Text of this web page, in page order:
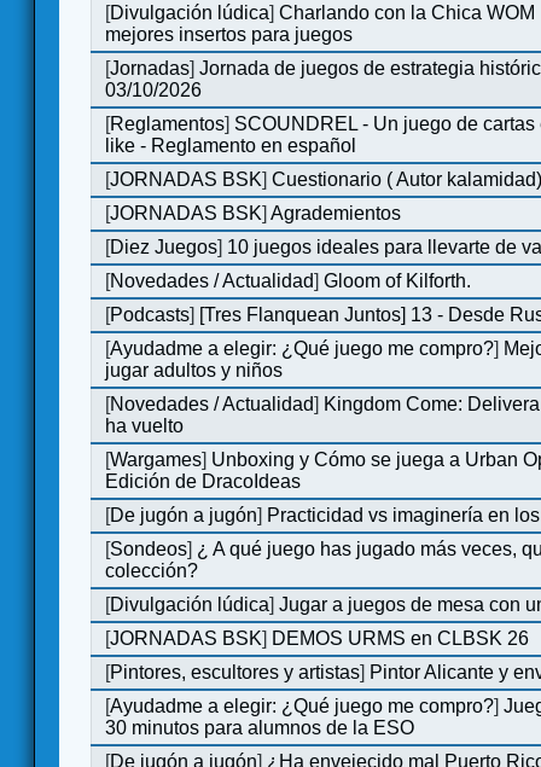
[Divulgación lúdica]Charlando con la Chica WOM
mejores insertos para juegos
[Jornadas]Jornada de juegos de estrategia
03/10/2026
[Reglamentos] SCOUNDREL - Un juego de
like - Reglamento en español
[JORNADAS BSK]Cuestionario ( Autor
[JORNADAS BSK]Agrademientos
[Diez Juegos] 10 juegos ideales para llevarte de
[Novedades / Actualidad]Gloom of Kilforth.
[Podcasts] [Tres Flanquean Juntos] 13 - Desde
[Ayudadme a elegir: ¿Qué juego me compro?]
jugar adultos y niños
[Novedades / Actualidad] Kingdom Come:
ha vuelto
[Wargames] Unboxing y Cómo se juega a Urban
Edición de DracoIdeas
[De jugón a jugón] Practicidad vs imaginería en
[Sondeos] ¿ A qué juego has jugado más veces,
colección?
[Divulgación lúdica]Jugar a juegos de mesa con
[JORNADAS BSK] DEMOS URMS en CLBSK 26
[Pintores, escultores y artistas] Pintor Alicante y
[Ayudadme a elegir: ¿Qué juego me compro?]
30 minutos para alumnos de la ESO
[De jugón a jugón] ¿Ha envejecido mal Puerto